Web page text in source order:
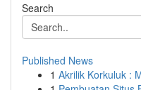
Search
Published News
1 Akrilik Korkuluk :